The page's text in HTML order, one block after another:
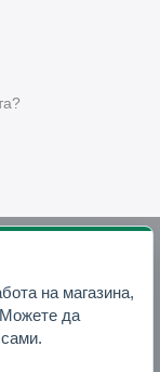
на магазина,
Можете да